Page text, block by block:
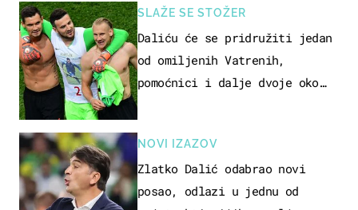
SLAŽE SE STOŽER
Daliću će se pridružiti jedan
od omiljenih Vatrenih,
pomoćnici i dalje dvoje oko
NOVI IZAZOV
Zlatko Dalić odabrao novi
posao, odlazi u jednu od